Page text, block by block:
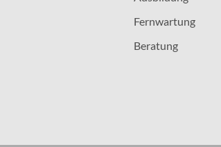
Fernwartung
Beratung